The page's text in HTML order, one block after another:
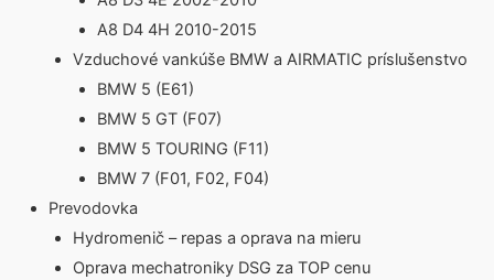
A8 D4 4H 2010-2015
Vzduchové vankúše BMW a AIRMATIC príslušenstvo
BMW 5 (E61)
BMW 5 GT (F07)
BMW 5 TOURING (F11)
BMW 7 (F01, F02, F04)
Prevodovka
Hydromenič – repas a oprava na mieru
Oprava mechatroniky DSG za TOP cenu